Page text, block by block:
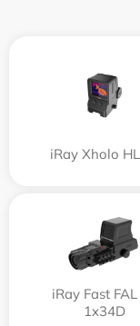
iRay Xholo
iRay Fast
1x34D